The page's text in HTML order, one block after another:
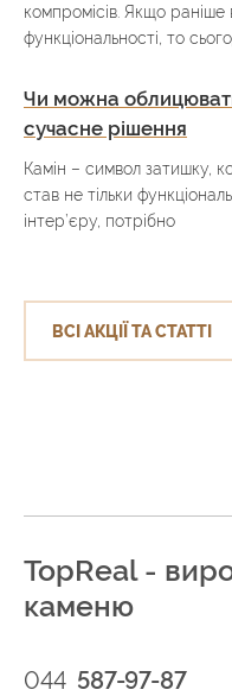
компромісів. Якщо
функціональності, то
Чи можна
сучасне рішення
Камін – символ затишку,
став не тільки
інтер’єру, потрібно
ВСІ АКЦІЇ ТА СТАТТІ
TopReal -
каменю
044 587-97-87